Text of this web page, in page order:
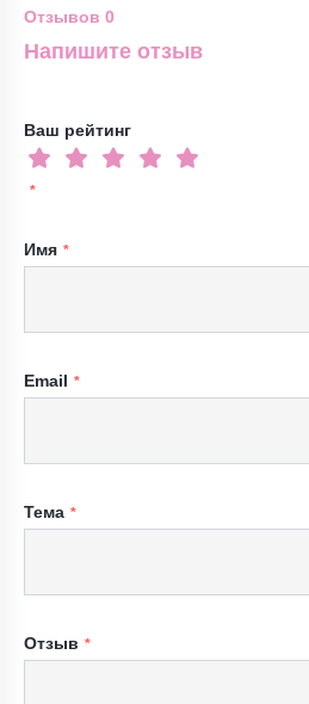
Отзывов 0
Напишите отзыв
Ваш рейтинг
Имя
Email
Тема
Отзыв